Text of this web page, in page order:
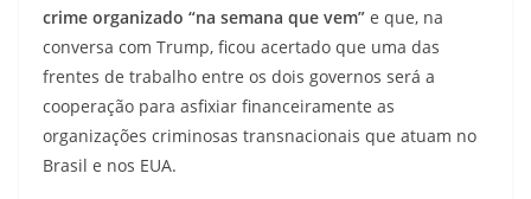
crime organizado “na semana que vem” e que, na
conversa com Trump, ficou acertado que uma das
frentes de trabalho entre os dois governos será a
cooperação para asfixiar financeiramente as
organizações criminosas transnacionais que atuam no
Brasil e nos EUA.